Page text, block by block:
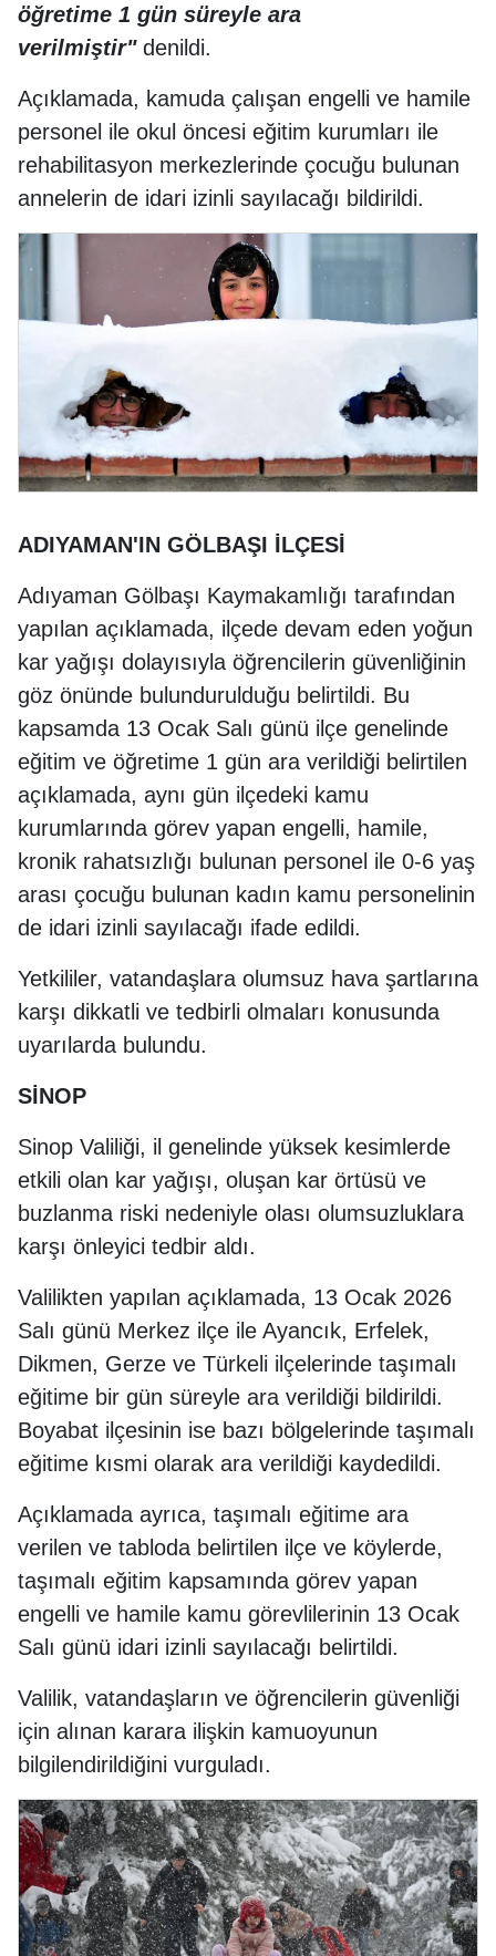
öğretime 1 gün süreyle ara
verilmiştir"denildi.
Açıklamada, kamuda çalışan engelli ve hamile
personel ile okul öncesi eğitim kurumları ile
rehabilitasyon merkezlerinde çocuğu bulunan
annelerin de idari izinli sayılacağı bildirildi.
ADIYAMAN'IN GÖLBAŞI İLÇESİ
Adıyaman Gölbaşı Kaymakamlığı tarafından
yapılan açıklamada, ilçede devam eden yoğun
kar yağışı dolayısıyla öğrencilerin güvenliğinin
göz önünde bulundurulduğu belirtildi. Bu
kapsamda 13 Ocak Salı günü ilçe genelinde
eğitim ve öğretime 1 gün ara verildiği belirtilen
açıklamada, aynı gün ilçedeki kamu
kurumlarında görev yapan engelli, hamile,
kronik rahatsızlığı bulunan personel ile 0-6 yaş
arası çocuğu bulunan kadın kamu personelinin
de idari izinli sayılacağı ifade edildi.
Yetkililer, vatandaşlara olumsuz hava şartlarına
karşı dikkatli ve tedbirli olmaları konusunda
uyarılarda bulundu.
SİNOP
Sinop Valiliği, il genelinde yüksek kesimlerde
etkili olan kar yağışı, oluşan kar örtüsü ve
buzlanma riski nedeniyle olası olumsuzluklara
karşı önleyici tedbir aldı.
Valilikten yapılan açıklamada, 13 Ocak 2026
Salı günü Merkez ilçe ile Ayancık, Erfelek,
Dikmen, Gerze ve Türkeli ilçelerinde taşımalı
eğitime bir gün süreyle ara verildiği bildirildi.
Boyabat ilçesinin ise bazı bölgelerinde taşımalı
eğitime kısmi olarak ara verildiği kaydedildi.
Açıklamada ayrıca, taşımalı eğitime ara
verilen ve tabloda belirtilen ilçe ve köylerde,
taşımalı eğitim kapsamında görev yapan
engelli ve hamile kamu görevlilerinin 13 Ocak
Salı günü idari izinli sayılacağı belirtildi.
Valilik, vatandaşların ve öğrencilerin güvenliği
için alınan karara ilişkin kamuoyunun
bilgilendirildiğini vurguladı.